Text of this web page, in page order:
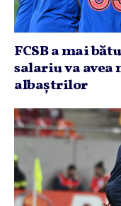
FCSB a mai
salariu va
albaştrilor